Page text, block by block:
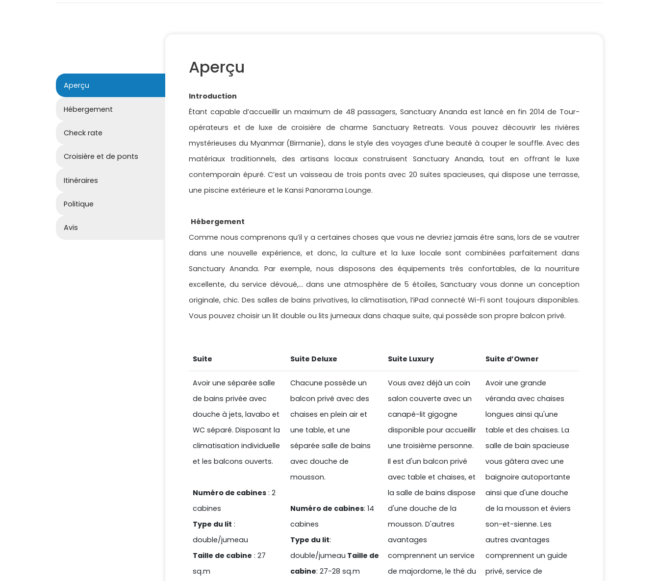
Aperçu
Hébergement
Check rate
Croisière et de ponts
Itinéraires
Politique
Avis
Aperçu
Introduction
Étant capable d’accueillir un maximum de 48 passagers, Sanctuary Ananda est lancé en fin 2014 de Tour-
opérateurs et de luxe de croisière de charme Sanctuary Retreats. Vous pouvez découvrir les rivières
mystérieuses du Myanmar (Birmanie), dans le style des voyages d’une beauté à couper le souffle. Avec des
matériaux traditionnels, des artisans locaux construisent Sanctuary Ananda, tout en offrant le luxe
contemporain épuré. C’est un vaisseau de trois ponts avec 20 suites spacieuses, qui dispose une terrasse,
une piscine extérieure et le Kansi Panorama Lounge.
Hébergement
Comme nous comprenons qu’il y a certaines choses que vous ne devriez jamais être sans, lors de se vautrer
dans une nouvelle expérience, et donc, la culture et la luxe locale sont combinées parfaitement dans
Sanctuary Ananda. Par exemple, nous disposons des équipements très confortables, de la nourriture
excellente, du service dévoué,... dans une atmosphère de 5 étoiles, Sanctuary vous donne un conception
originale, chic. Des salles de bains privatives, la climatisation, l’iPad connecté Wi-Fi sont toujours disponibles.
Vous pouvez choisir un lit double ou lits jumeaux dans chaque suite, qui possède son propre balcon privé.
Suite Suite Deluxe Suite Luxury Suite d’Owner
Avoir une séparée salle
de bains privée avec
douche à jets, lavabo et
WC séparé. Disposant la
climatisation individuelle
et les balcons ouverts.
Numéro de cabines : 2
cabines
Type du lit :
double/jumeau
Taille de cabine : 27
sq.m
Chacune possède un
balcon privé avec des
chaises en plein air et
une table, et une
séparée salle de bains
avec douche de
mousson.
Numéro de cabines: 14
cabines
Type du lit:
double/jumeau Taille de
cabine: 27-28 sq.m
Vous avez déjà un coin
salon couverte avec un
canapé-lit gigogne
disponible pour accueillir
une troisième personne.
Il est d'un balcon privé
avec table et chaises, et
la salle de bains dispose
d'une douche de la
mousson. D'autres
avantages
comprennent un service
de majordome, le thé du
Avoir une grande
véranda avec chaises
longues ainsi qu'une
table et des chaises. La
salle de bain spacieuse
vous gâtera avec une
baignoire autoportante
ainsi que d'une douche
de la mousson et éviers
son-et-sienne. Les
autres avantages
comprennent un guide
privé, service de